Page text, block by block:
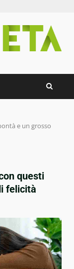
e un grosso
questi
felicità